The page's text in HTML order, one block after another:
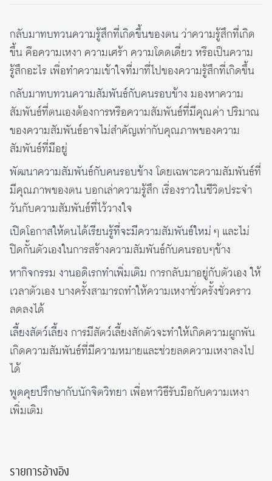
กลับมาทบทวนความรู้สึกที่เกิดขึ้นของตนว่าความรู้สึกที่เกิด
ขึ้น คือความเหงา ความเศร้า ความโดดเดี่ยว หรือเป็นความ
รู้สึกอะไร เพื่อทำความเข้าใจที่มาที่ไปของความรู้สึกที่เกิดขึ้น
กลับมาทบทวนความสัมพันธ์กับคนรอบข้าง มองหาความ
สัมพันธ์ที่ตนเองต้องการหรือความสัมพันธ์ที่มีคุณค่า ปริมาณ
ของความสัมพันธ์อาจไม่สำคัญเท่ากับคุณภาพของความ
สัมพันธ์ที่มีอยู่
พัฒนาความสัมพันธ์กับคนรอบข้างโดยเฉพาะความสัมพันธ์ที่
มีคุณภาพของตน บอกเล่าความรู้สึก เรื่องราวในชีวิตประจำ
วันกับความสัมพันธ์ที่ไว้วางใจ
เปิดโอกาสให้ตนได้เรียนรู้ที่จะมีความสัมพันธ์ใหม่ ๆ และไม่
ปิดกั้นตัวเองในการสร้างความสัมพันธ์กับคนรอบๆข้าง
หากิจกรรม งานอดิเรกทำเพิ่มเติม การกลับมาอยู่กับตัวเอง ให้
เวลาตัวเอง บางครั้งสามารถทำให้ความเหงาชั่วครั้งชั่วคราว
ลดลงได้
เลี้ยงสัตว์เลี้ยง การมีสัตว์เลี้ยงสักตัวจะทำให้เกิดความผูกพัน
เกิดความสัมพันธ์ที่มีความหมายและช่วยลดความเหงาลงไป
ได้
พูดคุยปรึกษากับนักจิตวิทยา เพื่อหาวิธีรับมือกับความเหงา
เพิ่มเติม
รายการอ้างอิง